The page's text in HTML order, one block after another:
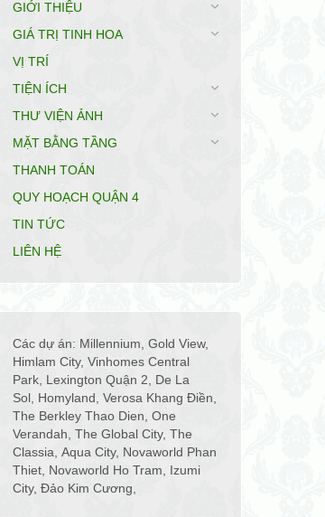
GIỚI THIỆU
GIÁ TRỊ TINH HOA
VỊ TRÍ
TIỆN ÍCH
THƯ VIỆN ẢNH
MẶT BẰNG TẦNG
THANH TOÁN
QUY HOẠCH QUẬN 4
TIN TỨC
LIÊN HỆ
Các dự án: Millennium Gold View,
Himlam City, Vinhomes Central
Park Lexington Quận 2
De La
Sol Homyland Verosa Khang Điền
The Berkley Thao Dien One
Verandah The Global City, The
Classia Aqua City, Novaworld Phan
Thiet Novaworld Ho Tram
Izumi
City, Đảo Kim Cương